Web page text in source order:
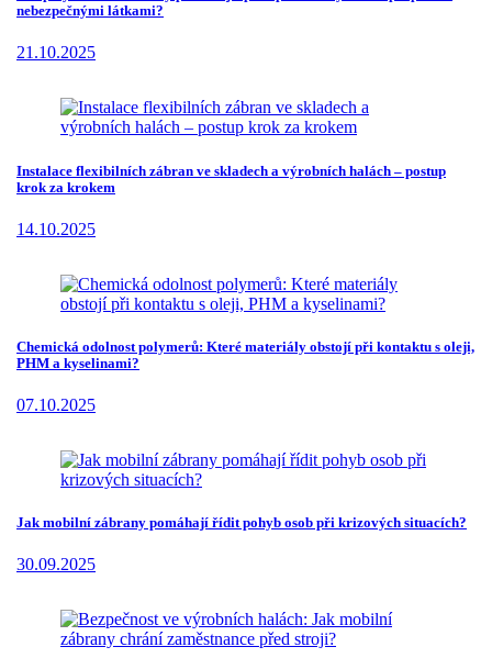
nebezpečnými látkami?
21.10.2025
Instalace flexibilních zábran ve skladech a výrobních halách – postup
krok za krokem
14.10.2025
Chemická odolnost polymerů: Které materiály obstojí při kontaktu s oleji,
PHM a kyselinami?
07.10.2025
Jak mobilní zábrany pomáhají řídit pohyb osob při krizových situacích?
30.09.2025